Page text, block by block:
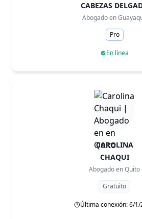
CABEZAS
Abogado en
Pro
En línea
CAROLINA
CHAQUI
Abogado enQuito
Gratuito
Última conexión: 6/